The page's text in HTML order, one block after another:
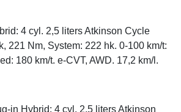
4 cyl. 2,5 liters Atkinson Cycle
221 Nm, System: 222 hk. 0-100 km/t:
180 km/t. e-CVT, AWD. 17,2 km/l.
in Hybrid: 4 cyl. 2,5 liters Atkinson